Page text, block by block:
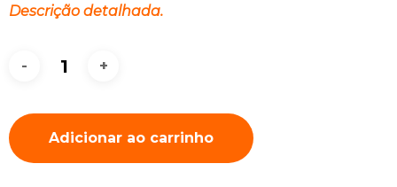
Descrição detalhada.
Adicionar ao carrinho